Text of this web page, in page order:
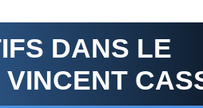
DANS LE